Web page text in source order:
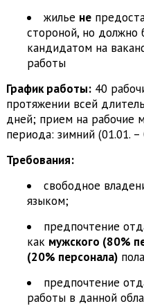
жилье не
стороной, но должно
кандидатом на
работы
График работы: 40
протяжении всей
дней; прием на рабочие
периода: зимний (01.01. –
Требования:
свободное
языком;
предпочтение
как мужского (80%
(20% персонала)
предпочтение
работы в данной